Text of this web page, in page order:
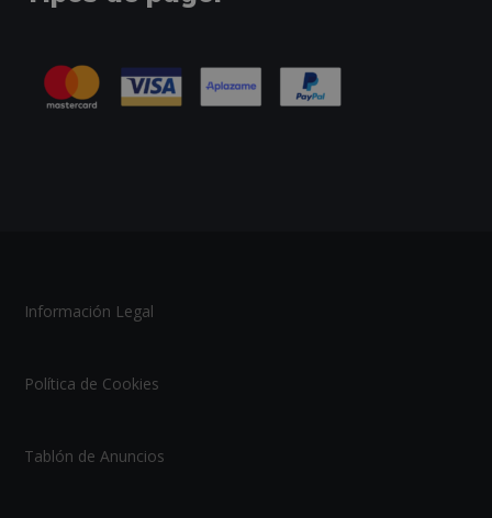
Información Legal
Política de Cookies
Tablón de Anuncios